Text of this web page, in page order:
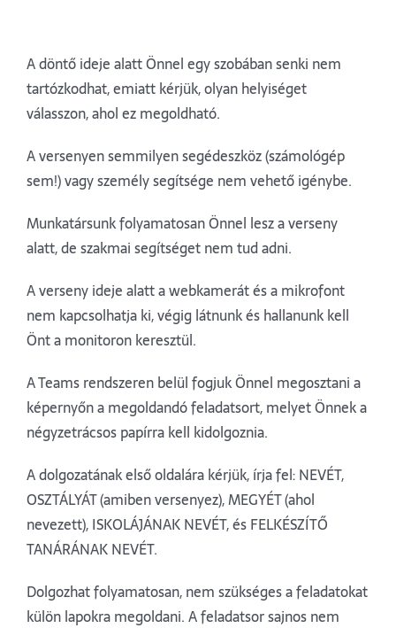
A döntő ideje alatt Önnel egy szobában senki nem
tartózkodhat, emiatt kérjük, olyan helyiséget
válasszon, ahol ez megoldható.
A versenyen semmilyen segédeszköz (számológép
sem!) vagy személy segítsége nem vehető igénybe.
Munkatársunk folyamatosan Önnel lesz a verseny
alatt, de szakmai segítséget nem tud adni.
A verseny ideje alatt a webkamerát és a mikrofont
nem kapcsolhatja ki, végig látnunk és hallanunk kell
Önt a monitoron keresztül.
A Teams rendszeren belül fogjuk Önnel megosztani a
képernyőn a megoldandó feladatsort, melyet Önnek a
négyzetrácsos papírra kell kidolgoznia.
A dolgozatának első oldalára kérjük, írja fel: NEVÉT,
OSZTÁLYÁT (amiben versenyez), MEGYÉT (ahol
nevezett), ISKOLÁJÁNAK NEVÉT, és FELKÉSZÍTŐ
TANÁRÁNAK NEVÉT.
Dolgozhat folyamatosan, nem szükséges a feladatokat
külön lapokra megoldani. A feladatsor sajnos nem